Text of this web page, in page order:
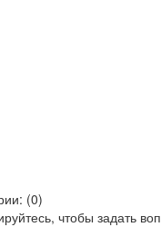
(0)
, чтобы задать